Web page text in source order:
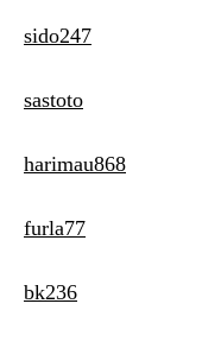
sido247
sastoto
harimau868
furla77
bk236